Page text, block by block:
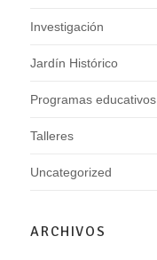
Investigación
Jardín Histórico
Programas educativos
Talleres
Uncategorized
ARCHIVOS